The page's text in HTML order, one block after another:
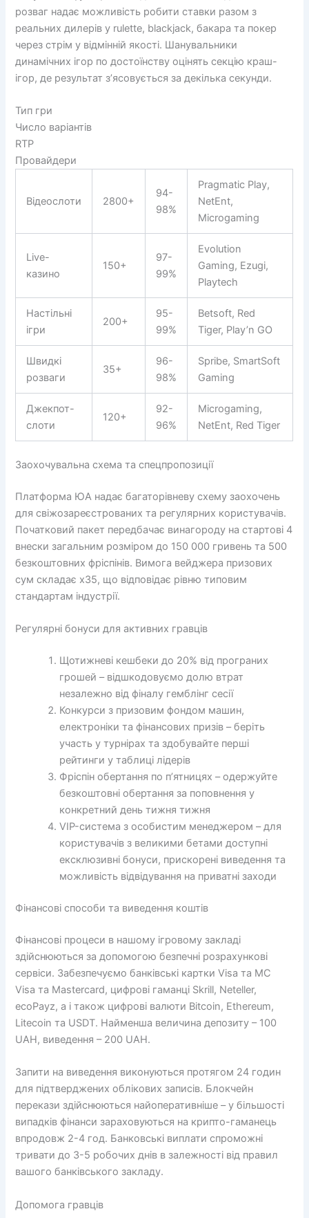
розваг надає можливість робити ставки разом з
реальних дилерів у rulette, blackjack, бакара та покер
через стрім у відмінній якості. Шанувальники
динамічних ігор по достоїнству оцінять секцію краш-
ігор, де результат з’ясовується за декілька секунди.
Тип гри
Число варіантів
RTP
Провайдери
Відеослоти 2800+
94-
98%
Pragmatic Play,
NetEnt,
Microgaming
Live-
казино
150+
97-
99%
Evolution
Gaming, Ezugi,
Playtech
Настільні
ігри
200+
95-
99%
Betsoft, Red
Tiger, Play’n GO
Швидкі
розваги
35+
96-
98%
Spribe, SmartSoft
Gaming
Джекпот-
слоти
120+
92-
96%
Microgaming,
NetEnt, Red Tiger
Заохочувальна схема та спецпропозиції
Платформа ЮА надає багаторівневу схему заохочень
для свіжозареєстрованих та регулярних користувачів.
Початковий пакет передбачає винагороду на стартові 4
внески загальним розміром до 150 000 гривень та 500
безкоштовних фріспінів. Вимога вейджера призових
сум складає х35, що відповідає рівню типовим
стандартам індустрії.
Регулярні бонуси для активних гравців
Щотижневі кешбеки до 20% від програних
грошей – відшкодовуємо долю втрат
незалежно від фіналу гемблінг сесії
Конкурси з призовим фондом машин,
електроніки та фінансових призів – беріть
участь у турнірах та здобувайте перші
рейтинги у таблиці лідерів
Фріспін обертання по п’ятницях – одержуйте
безкоштовні обертання за поповнення у
конкретний день тижня тижня
VIP-система з особистим менеджером – для
користувачів з великими бетами доступні
ексклюзивні бонуси, прискорені виведення та
можливість відвідування на приватні заходи
Фінансові способи та виведення коштів
Фінансові процеси в нашому ігровому закладі
здійснюються за допомогою безпечні розрахункові
сервіси. Забезпечуємо банківські картки Visa та MC
Visa та Mastercard, цифрові гаманці Skrill, Neteller,
ecoPayz, а і також цифрові валюти Bitcoin, Ethereum,
Litecoin та USDT. Найменша величина депозиту – 100
UAH, виведення – 200 UAH.
Запити на виведення виконуються протягом 24 годин
для підтверджених облікових записів. Блокчейн
перекази здійснюються найоперативніше – у більшості
випадків фінанси зараховуються на крипто-гаманець
впродовж 2-4 год. Банковські виплати спроможні
тривати до 3-5 робочих днів в залежності від правил
вашого банківського закладу.
Допомога гравців